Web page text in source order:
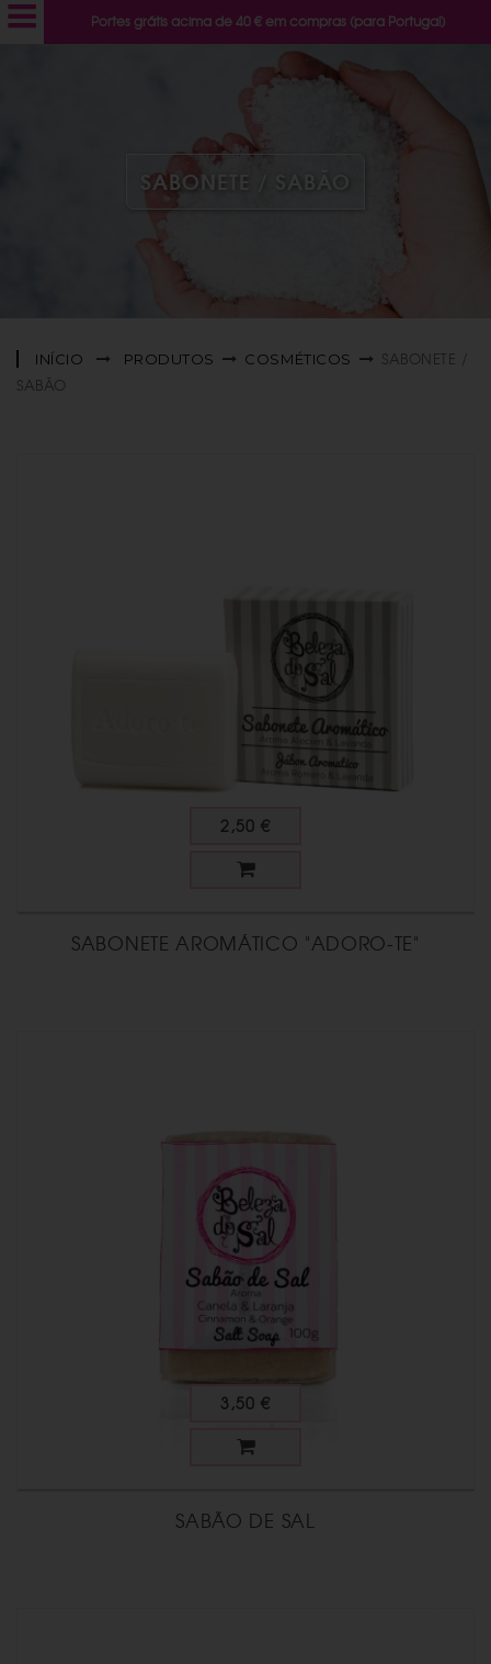
Portes grátis acima de 40 € em compras (para Portugal)
SABONETE / SABÃO
INÍCIO PRODUTOS COSMÉTICOS
SABONETE /
SABÃO
2,50 €
SABONETE AROMÁTICO "ADORO-TE"
3,50 €
SABÃO DE SAL